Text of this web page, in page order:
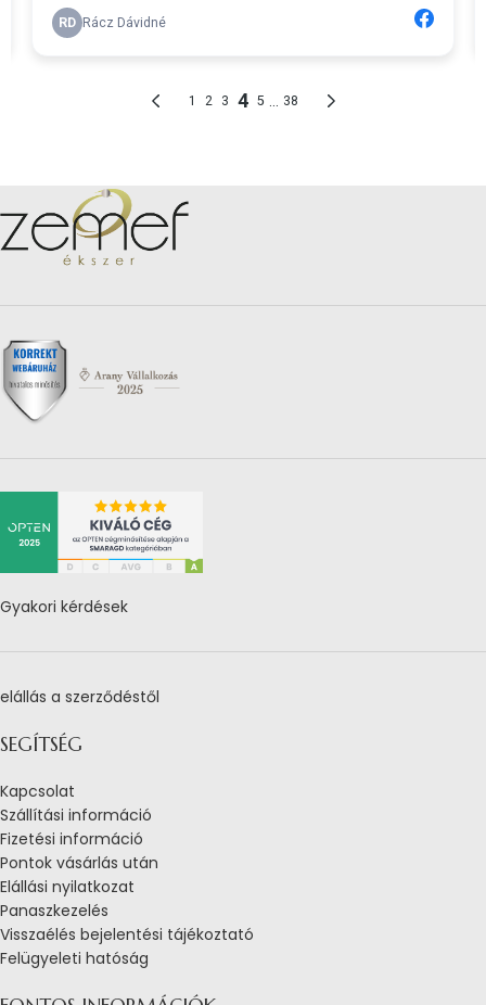
Gyakori kérdések
elállás a szerződéstől
SEGÍTSÉG
Kapcsolat
Szállítási információ
Fizetési információ
Pontok vásárlás után
Elállási nyilatkozat
Panaszkezelés
Visszaélés bejelentési tájékoztató
Felügyeleti hatóság